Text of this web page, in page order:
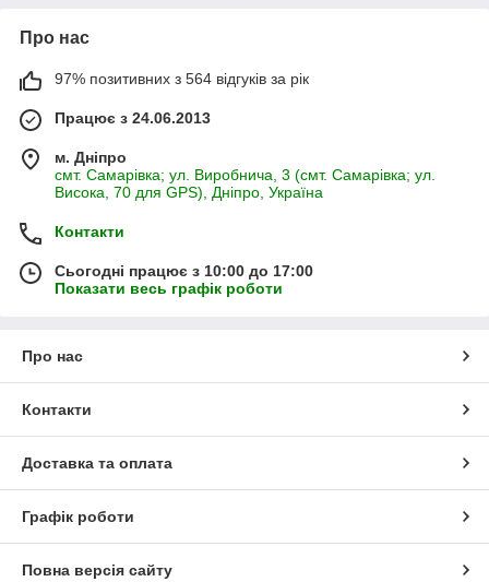
Про нас
97% позитивних з 564 відгуків за рік
Працює з 24.06.2013
м. Дніпро
смт. Самарівка; ул. Виробнича, 3 (смт. Самарівка; ул.
Висока, 70 для GPS), Дніпро, Україна
Контакти
Сьогодні працює з 10:00 до 17:00
Показати весь графік роботи
Про нас
Контакти
Доставка та оплата
Графік роботи
Повна версія сайту